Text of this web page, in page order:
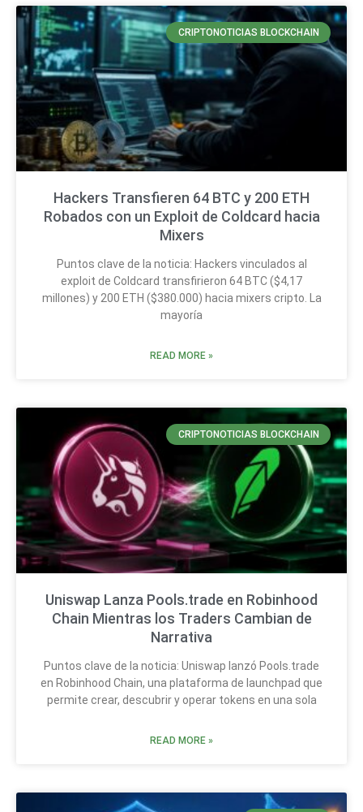
CRIPTONOTICIAS BLOCKCHAIN
Hackers Transfieren 64 BTC y 200 ETH
Robados con un Exploit de Coldcard hacia
Mixers
Puntos clave de la noticia: Hackers vinculados al
exploit de Coldcard transfirieron 64 BTC ($4,17
millones) y 200 ETH ($380.000) hacia mixers cripto. La
mayoría
READ MORE »
CRIPTONOTICIAS BLOCKCHAIN
Uniswap Lanza Pools.trade en Robinhood
Chain Mientras los Traders Cambian de
Narrativa
Puntos clave de la noticia: Uniswap lanzó Pools.trade
en Robinhood Chain, una plataforma de launchpad que
permite crear, descubrir y operar tokens en una sola
READ MORE »